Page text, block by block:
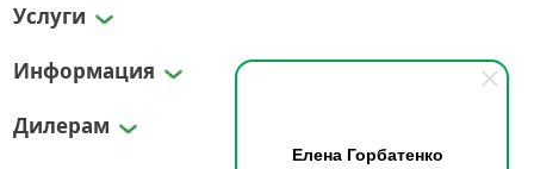
Елена Горбатенко
Услуги
Информация
Дилерам